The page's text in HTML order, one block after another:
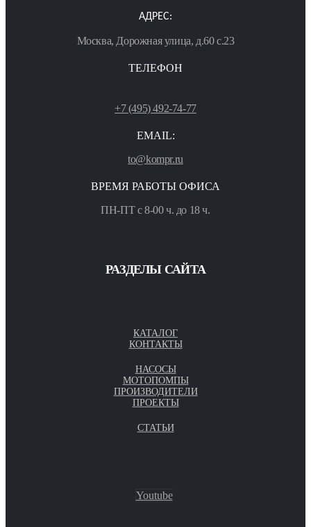
АДРЕС:
Москва, Дорожная улица, д.60 с.23
ТЕЛЕФОН
+7 (495) 492-74-77
EMAIL:
to@kompr.ru
ВРЕМЯ РАБОТЫ ОФИСА
ПН-ПТ с 8-00 ч. до 18 ч.
РАЗДЕЛЫ САЙТА
КАТАЛОГ
КОНТАКТЫ
НАСОСЫ
МОТОПОМПЫ
ПРОИЗВОДИТЕЛИ
ПРОЕКТЫ
СТАТЬИ
Youtube